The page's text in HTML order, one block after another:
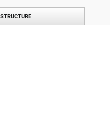
STRUCTURE